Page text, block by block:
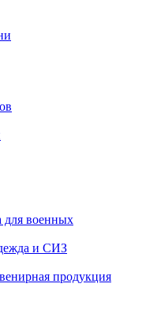
военных
и СИЗ
продукция